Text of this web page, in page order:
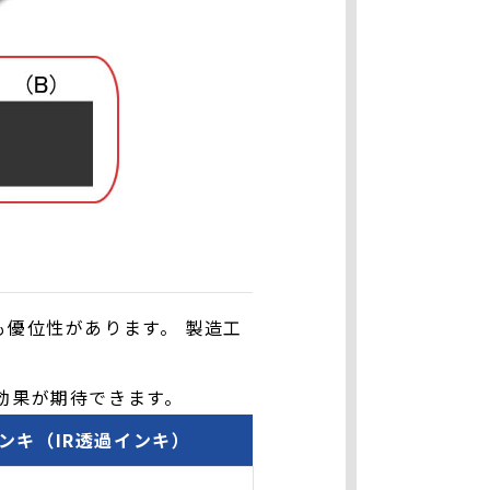
位性があります。 製造工
が期待できます。
キ（IR透過インキ）